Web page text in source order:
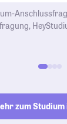
zum